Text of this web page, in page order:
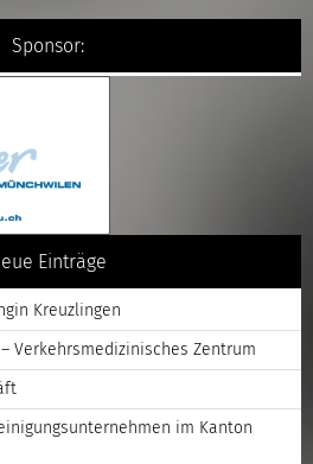
Sponsor:
Einträge
Kreuzlingen
Verkehrsmedizinisches Zentrum
im Kanton